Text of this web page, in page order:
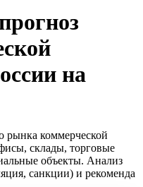
на
рынка коммерческой
склады, торговые
объекты. Анализ
санкции) и рекоменда